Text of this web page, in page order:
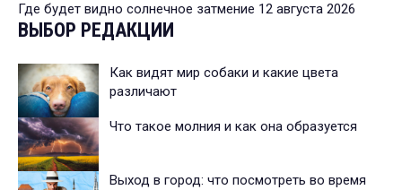
Где будет видно солнечное затмение 12 августа 2026
ВЫБОР РЕДАКЦИИ
Как видят мир собаки и какие цвета
различают
Что такое молния и как она образуется
Выход в город: что посмотреть во время